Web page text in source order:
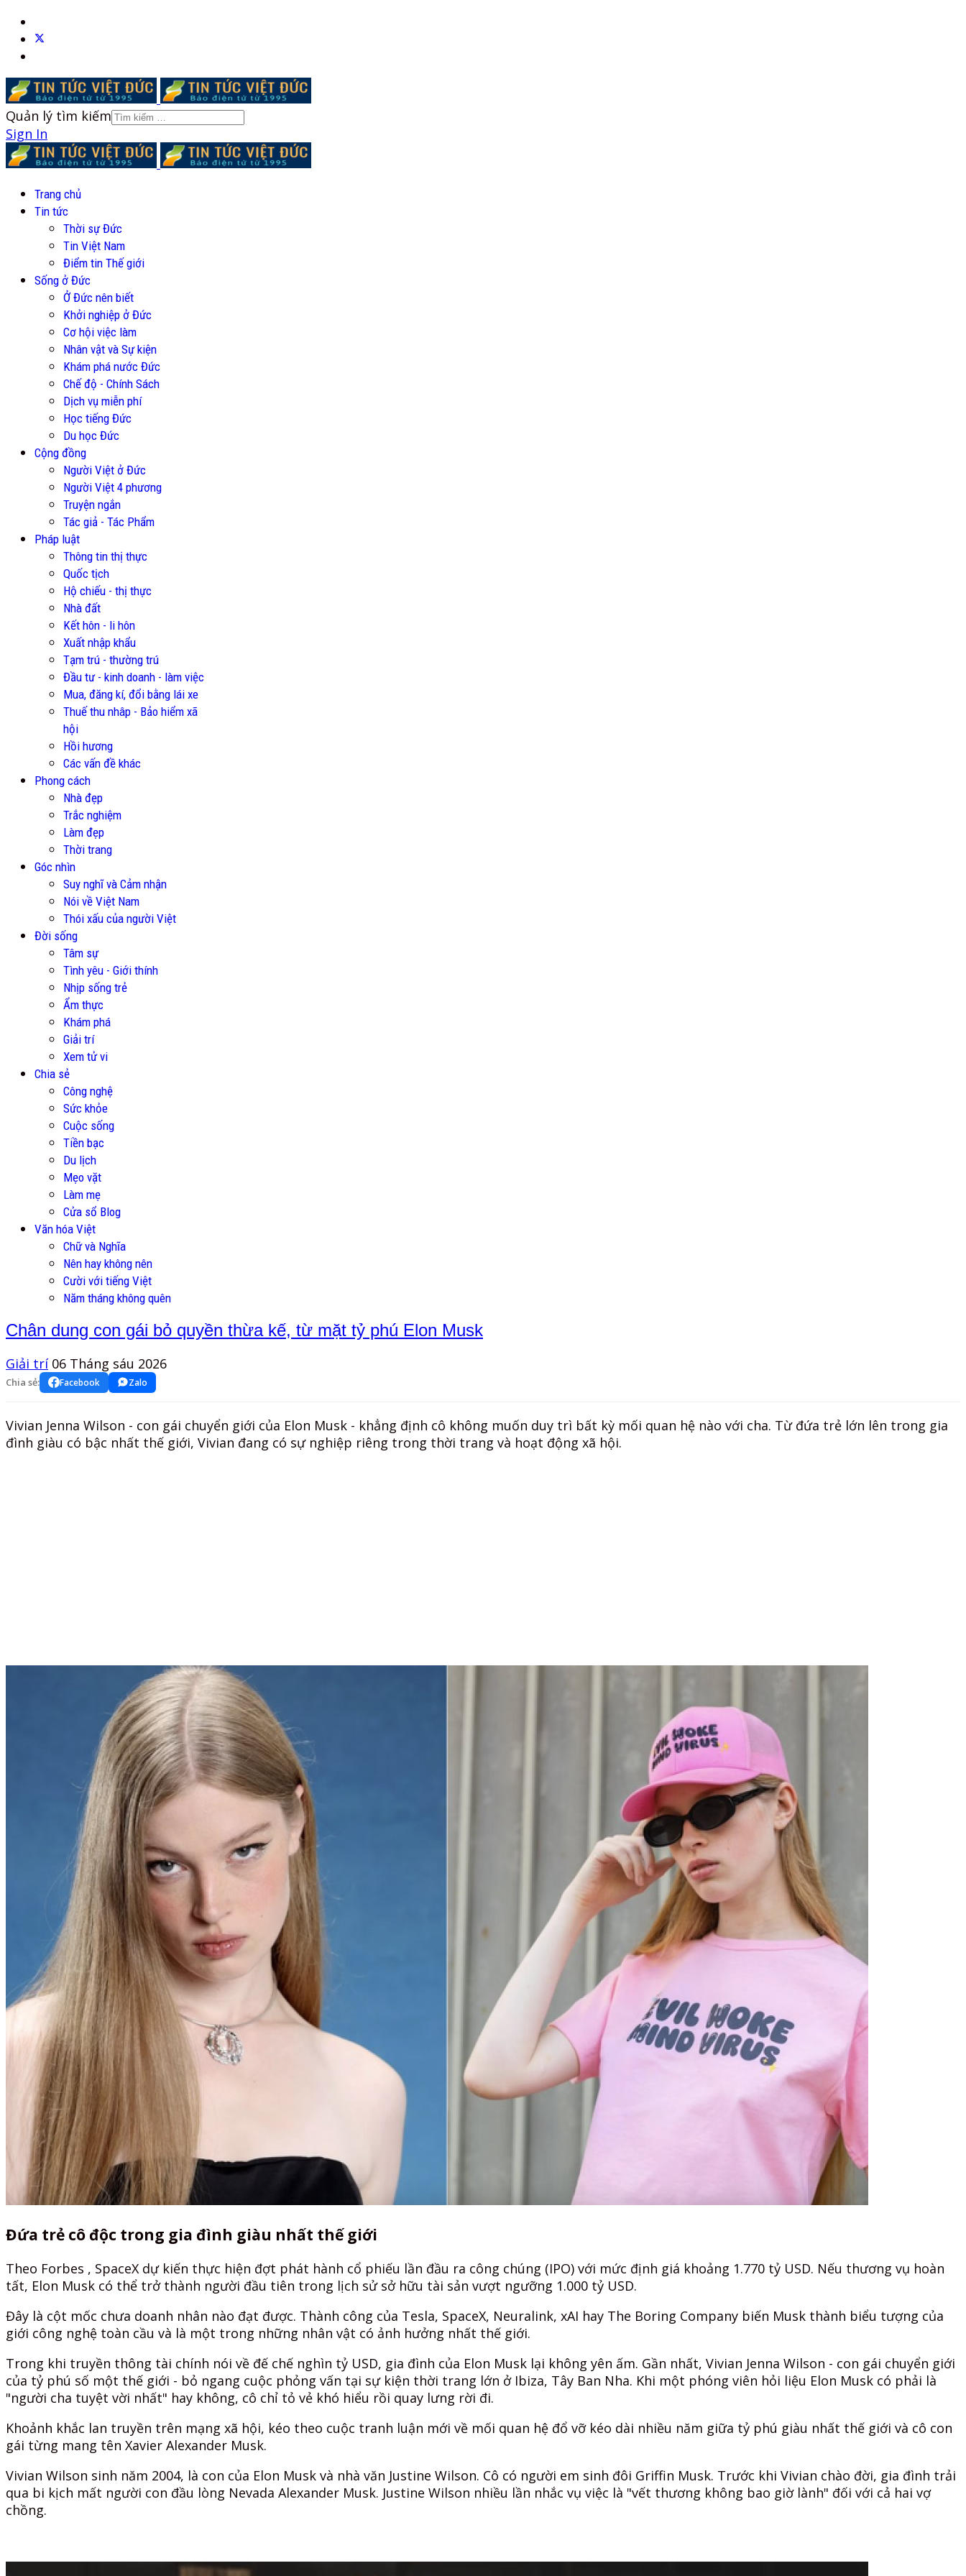
Quản lý tìm kiếm
Sign In
Trang chủ
Tin tức
Thời sự Đức
Tin Việt Nam
Điểm tin Thế giới
Sống ở Đức
Ở Đức nên biết
Khởi nghiệp ở Đức
Cơ hội việc làm
Nhân vật và Sự kiện
Khám phá nước Đức
Chế độ - Chính Sách
Dịch vụ miễn phí
Học tiếng Đức
Du học Đức
Cộng đồng
Người Việt ở Đức
Người Việt 4 phương
Truyện ngắn
Tác giả - Tác Phẩm
Pháp luật
Thông tin thị thực
Quốc tịch
Hộ chiếu - thị thực
Nhà đất
Kết hôn - li hôn
Xuất nhập khẩu
Tạm trú - thường trú
Đầu tư - kinh doanh - làm việc
Mua, đăng kí, đổi bằng lái xe
Thuế thu nhâp - Bảo hiểm xã
hội
Hồi hương
Các vấn đề khác
Phong cách
Nhà đẹp
Trắc nghiệm
Làm đẹp
Thời trang
Góc nhìn
Suy nghĩ và Cảm nhận
Nói về Việt Nam
Thói xấu của người Việt
Đời sống
Tâm sự
Tình yêu - Giới thính
Nhịp sống trẻ
Ẩm thực
Khám phá
Giải trí
Xem tử vi
Chia sẻ
Công nghệ
Sức khỏe
Cuộc sống
Tiền bạc
Du lịch
Mẹo vặt
Làm mẹ
Cửa sổ Blog
Văn hóa Việt
Chữ và Nghĩa
Nên hay không nên
Cười với tiếng Việt
Năm tháng không quên
Chân dung con gái bỏ quyền thừa kế, từ mặt tỷ phú Elon Musk
Giải trí 06 Tháng sáu 2026
Chia sẻ: Facebook Zalo
Vivian Jenna Wilson - con gái chuyển giới của Elon Musk - khẳng định cô không muốn duy trì bất kỳ mối quan hệ nào với cha. Từ đứa trẻ lớn lên trong gia
đình giàu có bậc nhất thế giới, Vivian đang có sự nghiệp riêng trong thời trang và hoạt động xã hội.
Đứa trẻ cô độc trong gia đình giàu nhất thế giới
Theo Forbes , SpaceX dự kiến thực hiện đợt phát hành cổ phiếu lần đầu ra công chúng (IPO) với mức định giá khoảng 1.770 tỷ USD. Nếu thương vụ hoàn
tất, Elon Musk có thể trở thành người đầu tiên trong lịch sử sở hữu tài sản vượt ngưỡng 1.000 tỷ USD.
Đây là cột mốc chưa doanh nhân nào đạt được. Thành công của Tesla, SpaceX, Neuralink, xAI hay The Boring Company biến Musk thành biểu tượng của
giới công nghệ toàn cầu và là một trong những nhân vật có ảnh hưởng nhất thế giới.
Trong khi truyền thông tài chính nói về đế chế nghìn tỷ USD, gia đình của Elon Musk lại không yên ấm. Gần nhất, Vivian Jenna Wilson - con gái chuyển giới
của tỷ phú số một thế giới - bỏ ngang cuộc phỏng vấn tại sự kiện thời trang lớn ở Ibiza, Tây Ban Nha. Khi một phóng viên hỏi liệu Elon Musk có phải là
"người cha tuyệt vời nhất" hay không, cô chỉ tỏ vẻ khó hiểu rồi quay lưng rời đi.
Khoảnh khắc lan truyền trên mạng xã hội, kéo theo cuộc tranh luận mới về mối quan hệ đổ vỡ kéo dài nhiều năm giữa tỷ phú giàu nhất thế giới và cô con
gái từng mang tên Xavier Alexander Musk.
Vivian Wilson sinh năm 2004, là con của Elon Musk và nhà văn Justine Wilson. Cô có người em sinh đôi Griffin Musk. Trước khi Vivian chào đời, gia đình trải
qua bi kịch mất người con đầu lòng Nevada Alexander Musk. Justine Wilson nhiều lần nhắc vụ việc là "vết thương không bao giờ lành" đối với cả hai vợ
chồng.